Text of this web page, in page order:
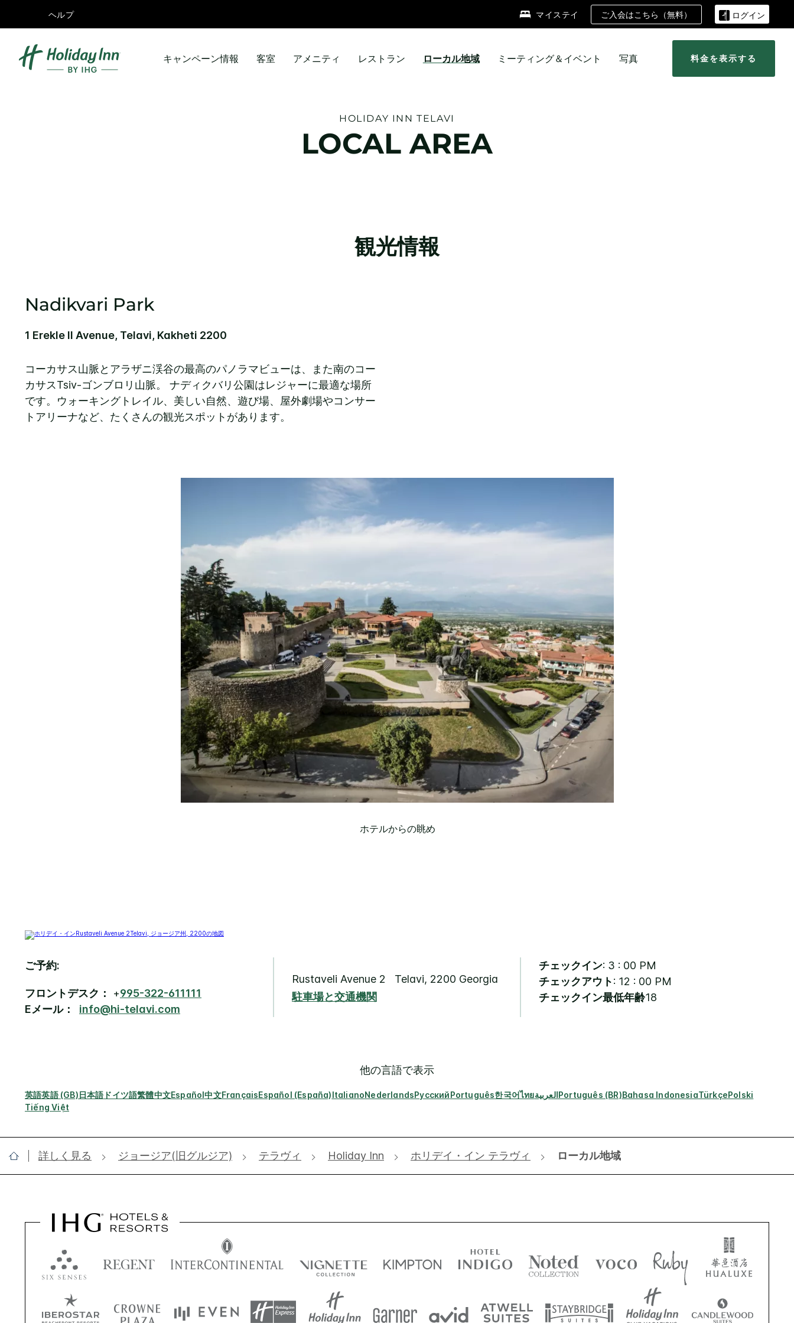
ヘルプ マイステイ ご入会はこちら（無料） ログイン
キャンペーン情報 客室 アメニティ レストラン ローカル地域 ミーティング＆イベント 写真 料金を表示する
HOLIDAY INN TELAVI
LOCAL AREA
観光情報
Nadikvari Park
1 Erekle II Avenue, Telavi, Kakheti 2200
コーカサス山脈とアラザニ渓谷の最高のパノラマビューは、また南のコー
カサスTsiv-ゴンブロリ山脈。 ナディクバリ公園はレジャーに最適な場所
です。ウォーキングトレイル、美しい自然、遊び場、屋外劇場やコンサー
トアリーナなど、たくさんの観光スポットがあります。
ホテルからの眺め
ご予約:
フロントデスク： +995-322-611111
Eメール：
info@hi-telavi.com
Rustaveli Avenue 2 Telavi, 2200 Georgia
駐車場と交通機関
チェックイン: 3 : 00 PM
チェックアウト: 12 : 00 PM
チェックイン最低年齢18
他の言語で表示
英語英語 (GB)日本語 ドイツ語繁體中文Español中文FrançaisEspañol (España)ItalianoNederlandsРусскийPortuguês한국어ไทยالعربيةPortuguês (BR)Bahasa IndonesiaTürkçePolski
Tiếng Việt
詳しく見る ジョージア(旧グルジア) テラヴィ Holiday Inn ホリデイ・イン テラヴィ ローカル地域